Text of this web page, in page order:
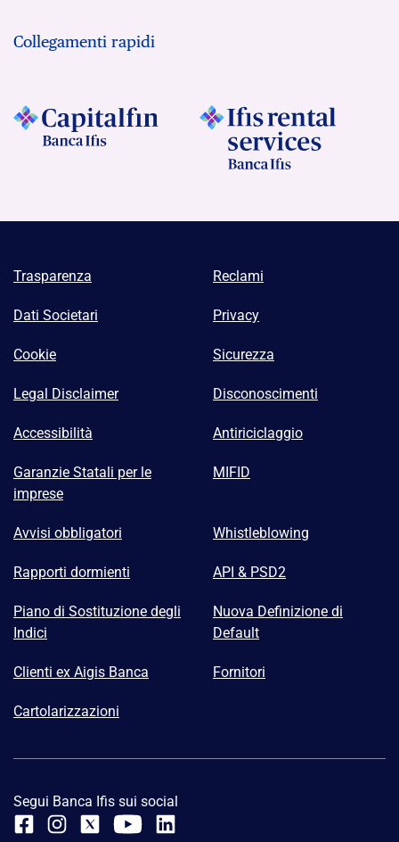
Collegamenti rapidi
Trasparenza Reclami
Dati Societari Privacy
Cookie Sicurezza
Legal Disclaimer Disconoscimenti
Accessibilità Antiriciclaggio
Garanzie Statali per le
imprese
MIFID
Avvisi obbligatori Whistleblowing
Rapporti dormienti API & PSD2
Piano di Sostituzione degli
Indici
Nuova Definizione di
Default
Clienti ex Aigis Banca Fornitori
Cartolarizzazioni
Segui Banca Ifis sui social